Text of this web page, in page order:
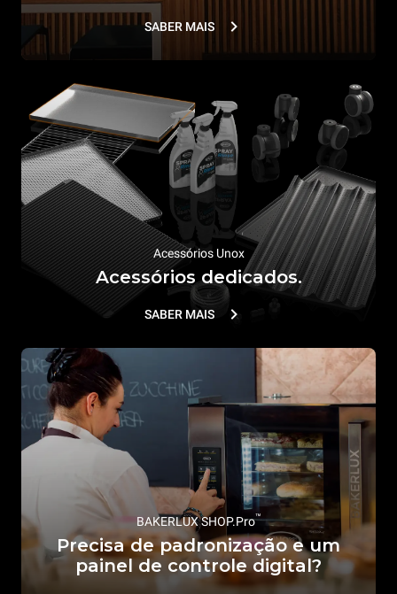
SABER MAIS
Acessórios Unox
Acessórios dedicados.
SABER MAIS
BAKERLUX SHOP.Pro™
Precisa de padronização e um
painel de controle digital?